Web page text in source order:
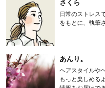
さくら
日常のストレス
をもとに、執筆
あんり。
ヘアスタイルや
もっと楽しめる